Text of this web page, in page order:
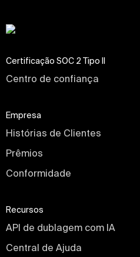
Certificação SOC 2 Tipo II
Centro de confiança
Empresa
Histórias de Clientes
Prêmios
Conformidade
Recursos
API de dublagem com IA
Central de Ajuda